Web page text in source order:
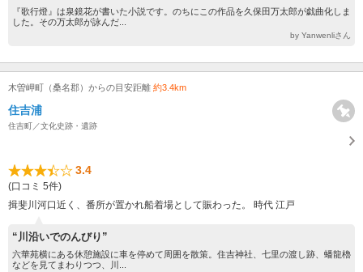
『歌行燈』は泉鏡花が書いた小説です。のちにこの作品を久保田万太郎が戯曲化しま
した。その万太郎が詠んだ...
by Yanwenliさん
木曽岬町（桑名郡）からの目安距離 約3.4km
住吉浦
住吉町／文化史跡・遺跡
3.4
(口コミ 5件)
揖斐川河口近く、番所が置かれ船着場として賑わった。 時代 江戸
“川沿いでのんびり”
六華苑横にある休憩施設に車を停めて周囲を散策。住吉神社、七里の渡し跡、蟠龍櫓
などを見てまわりつつ、川...